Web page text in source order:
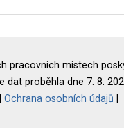
pracovních místech
dat proběhla dne 7. 8.
|Ochrana osobních údajů